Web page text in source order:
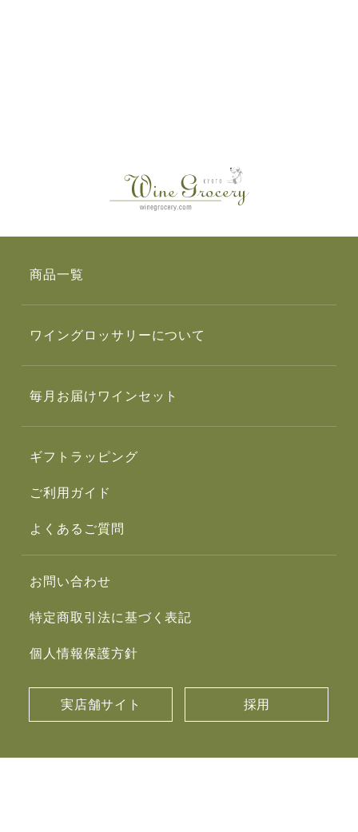
商品一覧
ワイングロッサリーについて
毎月お届けワインセット
ギフトラッピング
ご利用ガイド
よくあるご質問
お問い合わせ
特定商取引法に基づく表記
個人情報保護方針
実店舗サイト 採用